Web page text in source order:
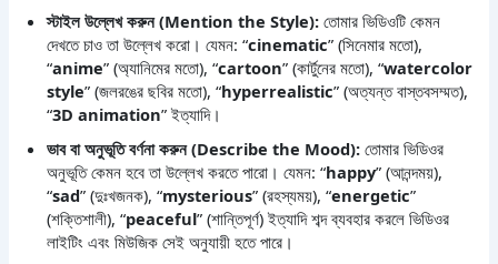
স্টাইল উল্লেখ করুন (Mention the Style): তোমার ভিডিওটি কেমন
দেখতে চাও তা উল্লেখ করো। যেমন: “cinematic” (সিনেমার মতো),
“anime” (অ্যানিমের মতো), “cartoon” (কার্টুনের মতো), “watercolor
style” (জলরঙের ছবির মতো), “hyperrealistic” (অত্যন্ত বাস্তবসম্মত),
“3D animation” ইত্যাদি।
ভাব বা অনুভূতি বর্ণনা করুন (Describe the Mood): তোমার ভিডিওর
অনুভূতি কেমন হবে তা উল্লেখ করতে পারো। যেমন: “happy” (আনন্দময়),
“sad” (দুঃখজনক), “mysterious” (রহস্যময়), “energetic”
(শক্তিশালী), “peaceful” (শান্তিপূর্ণ) ইত্যাদি শব্দ ব্যবহার করলে ভিডিওর
লাইটিং এবং মিউজিক সেই অনুযায়ী হতে পারে।